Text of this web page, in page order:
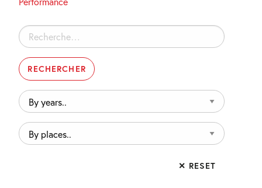
Rechercher :
By
years..
By
places..
✕ RESET